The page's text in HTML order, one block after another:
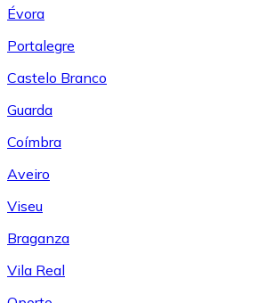
Évora
Portalegre
Castelo Branco
Guarda
Coímbra
Aveiro
Viseu
Braganza
Vila Real